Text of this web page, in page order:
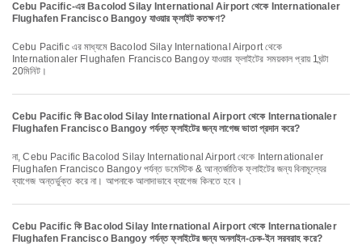
Cebu Pacific-এর Bacolod Silay International Airport থেকে Internationaler
Flughafen Francisco Bangoy যাওয়ার ফ্লাইট কতক্ষণ?
Cebu Pacific এর মাধ্যমে Bacolod Silay International Airport থেকে
Internationaler Flughafen Francisco Bangoy যাওয়ার ফ্লাইটের সময়কাল প্রায় 1ঘন্টা
20মিনিট।
Cebu Pacific কি Bacolod Silay International Airport থেকে Internationaler
Flughafen Francisco Bangoy পর্যন্ত ফ্লাইটের জন্য লাগেজ ভাতা প্রদান করে?
না, Cebu Pacific Bacolod Silay International Airport থেকে Internationaler
Flughafen Francisco Bangoy পর্যন্ত ডমেস্টিক & আন্তর্জাতিক ফ্লাইটের জন্য বিনামূল্যের
ব্যাগেজ অন্তর্ভুক্ত করে না। আপনাকে আলাদাভাবে ব্যাগেজ কিনতে হবে।
Cebu Pacific কি Bacolod Silay International Airport থেকে Internationaler
Flughafen Francisco Bangoy পর্যন্ত ফ্লাইটের জন্য অনলাইন-চেক-ইন সরবরাহ করে?